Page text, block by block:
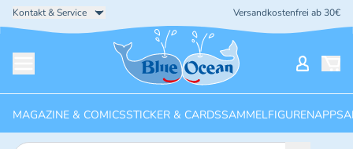
Kontakt & Service Versandkostenfrei ab 30€
Startseite
MAGAZINE & COMICSSTICKER & CARDSSAMMELFIGURENAPPS